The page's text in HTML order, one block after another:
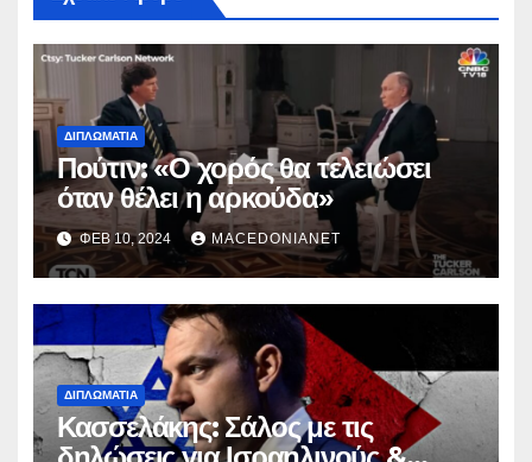
ΔΙΠΛΩΜΑΤΊΑ
Πούτιν: «Ο χορός θα τελειώσει
όταν θέλει η αρκούδα»
ΦΕΒ 10, 2024 MACEDONIANET
ΔΙΠΛΩΜΑΤΊΑ
Κασσελάκης: Σάλος με τις